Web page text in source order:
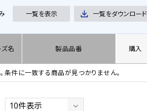
一覧を表示 一覧をダウンロード
ズ名 製品品番 購入
条件に一致する商品が見つかりません。